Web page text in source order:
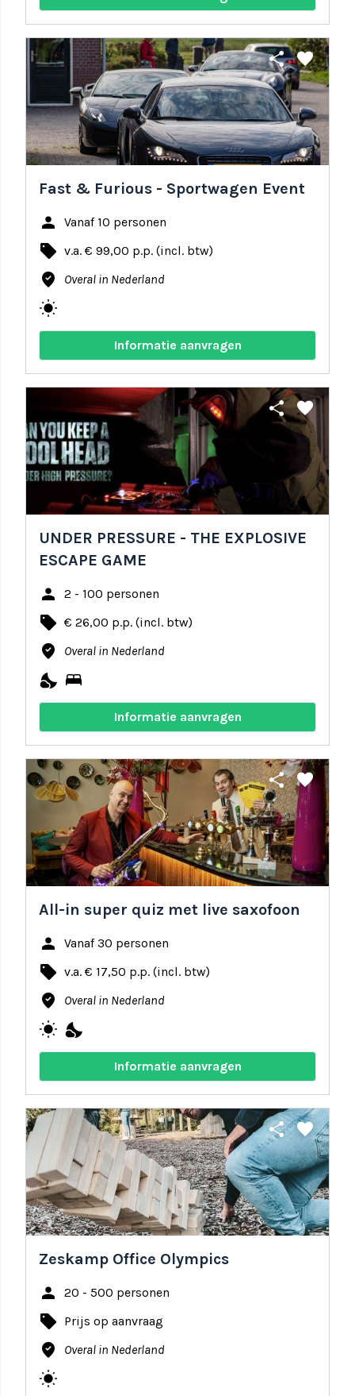
share favorite
Fast & Furious - Sportwagen Event
person Vanaf 10 personen
local_offer v.a. € 99,00 p.p. (incl. btw)
where_to_vote Overal in Nederland
wb_sunny
Informatie aanvragen
share favorite
UNDER PRESSURE - THE EXPLOSIVE
ESCAPE GAME
person 2 - 100 personen
local_offer € 26,00 p.p. (incl. btw)
where_to_vote Overal in Nederland
nights_stay bed
Informatie aanvragen
share favorite
All-in super quiz met live saxofoon
person Vanaf 30 personen
local_offer v.a. € 17,50 p.p. (incl. btw)
where_to_vote Overal in Nederland
wb_sunny nights_stay
Informatie aanvragen
share favorite
Zeskamp Office Olympics
person 20 - 500 personen
local_offer Prijs op aanvraag
where_to_vote Overal in Nederland
wb_sunny